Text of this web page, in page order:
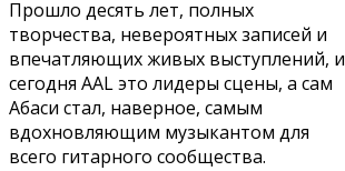
Прошло десять лет, полных
творчества, невероятных записей и
впечатляющих живых выступлений, и
сегодня AAL это лидеры сцены, а сам
Абаси стал, наверное, самым
вдохновляющим музыкантом для
всего гитарного сообщества.